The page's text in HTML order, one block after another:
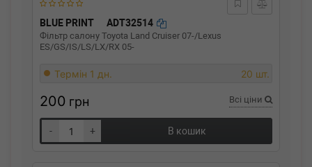
BLUE PRINT ADT32514
Фільтр салону Toyota Land Cruiser 07-/Lexus
ES/GS/IS/LS/LX/RX 05-
Термін 1 дн. 20 шт.
200 грн Всі ціни
- + В кошик